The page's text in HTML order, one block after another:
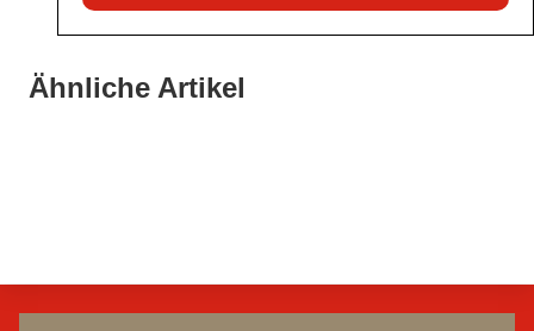
Ähnliche Artikel
War die Fußball-WM 2026 für Ihren Betrieb ein
21. Juli 2026
Stipendium für Nachwuchstalent in der Wiener